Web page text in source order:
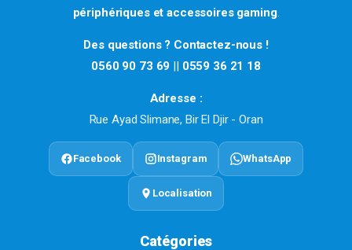
périphériques et accessoires gaming.
Des questions ? Contactez-nous !
0560 90 73 69 || 0559 36 21 18
Adresse :
Rue Ayad Slimane, Bir El Djir - Oran
Facebook Instagram WhatsApp
Localisation
Catégories